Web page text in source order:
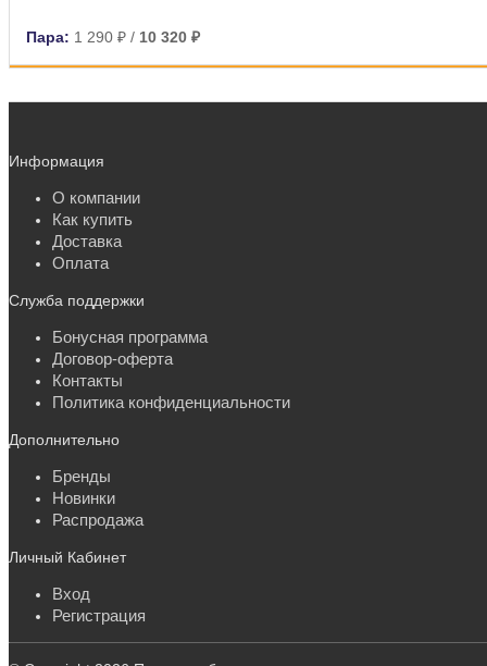
Пара: 1 290 ₽ / 10 320 ₽
Информация
О компании
Как купить
Доставка
Оплата
Служба поддержки
Бонусная программа
Договор-оферта
Контакты
Политика конфиденциальности
Дополнительно
Бренды
Новинки
Распродажа
Личный Кабинет
Вход
Регистрация